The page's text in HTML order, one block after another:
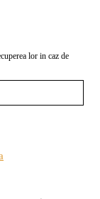
lor in caz de